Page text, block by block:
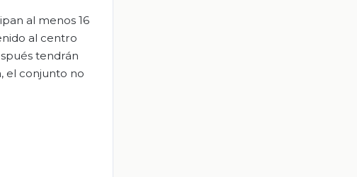
al menos 16
al centro
tendrán
el conjunto no